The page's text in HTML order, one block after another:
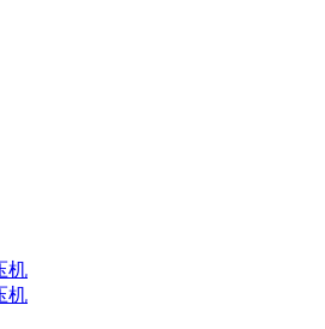
机
机